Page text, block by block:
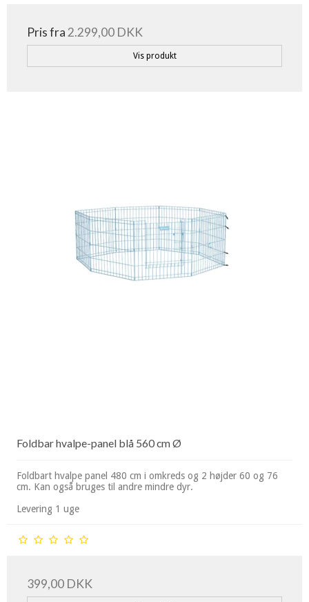
Pris fra 2.299,00 DKK
Vis produkt
Foldbar hvalpe-panel blå 560 cm Ø
Foldbart hvalpe panel 480 cm i omkreds og 2 højder 60 og 76
cm. Kan også bruges til andre mindre dyr.
Levering 1 uge
399,00 DKK